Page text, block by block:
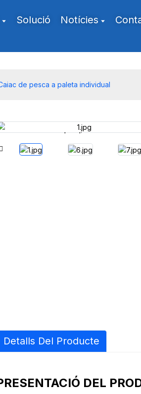
Solució Notícies
de pesca a paleta individual
Loading...
Loading...
Detalls Del Producte
DEL